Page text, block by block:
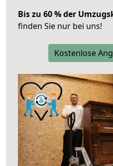
Bis zu 60 % der
finden Sie nur bei uns!
Kostenlose